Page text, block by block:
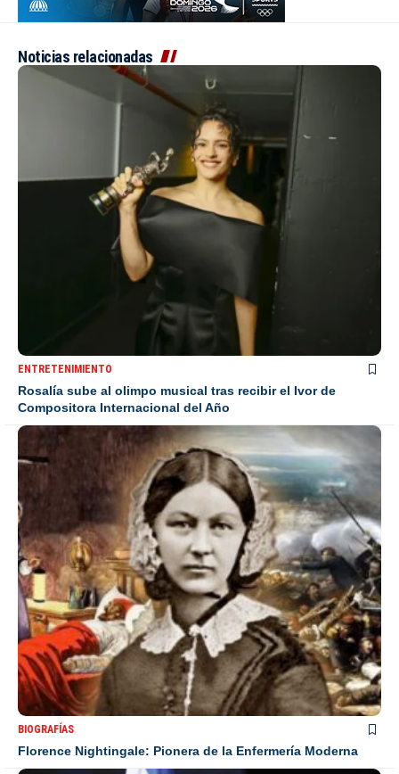
Noticias relacionadas
ENTRETENIMIENTO
Rosalía sube al olimpo musical tras recibir el Ivor de
Compositora Internacional del Año
BIOGRAFÍAS
Florence Nightingale: Pionera de la Enfermería Moderna